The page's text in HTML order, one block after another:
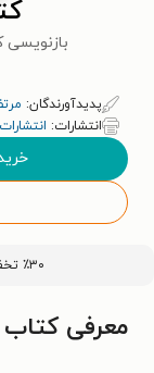
پدیدآورندگان:
انتشارات:
٪۳۰ تخفیف اولین خرید کتاب با کد
معرفی